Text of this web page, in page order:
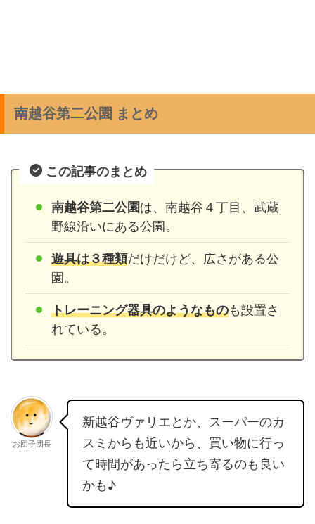
南越谷第二公園 まとめ
この記事のまとめ
南越谷第二公園は、南越谷４丁目、武蔵
野線沿いにある公園。
遊具は３種類だけだけど、広さがある公
園。
トレーニング器具のようなものも設置さ
れている。
お団子団長
新越谷ヴァリエとか、スーパーのカ
スミからも近いから、買い物に行っ
て時間があったら立ち寄るのも良い
かも♪